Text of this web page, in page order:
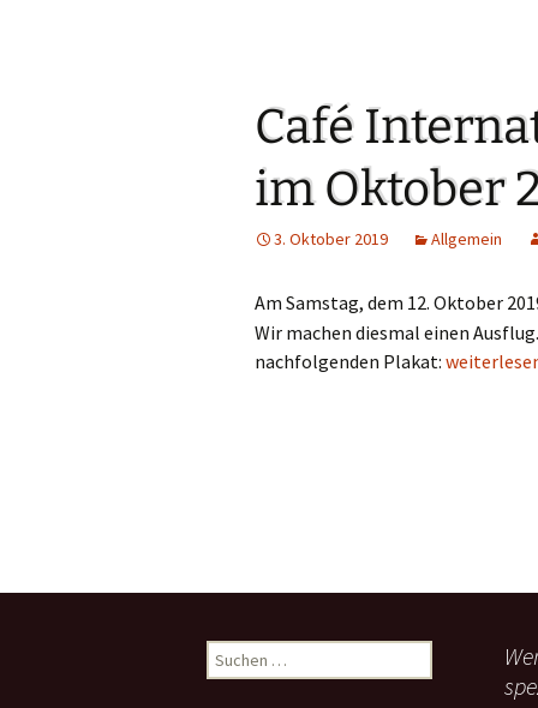
Wochenblatt
Café
im Oktober
3. Oktober 2019 Allgemein
Am Samstag, dem 12. Oktober
Wir machen diesmal einen
nachfolgenden Plakat: Café
u